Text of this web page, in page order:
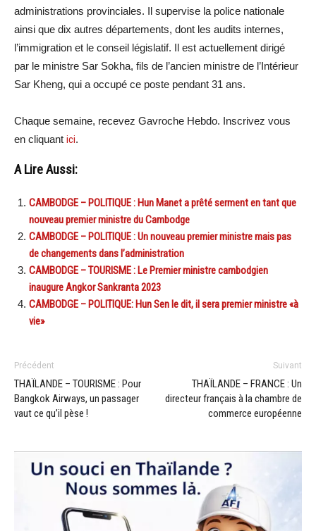
administrations provinciales. Il supervise la police nationale
ainsi que dix autres départements, dont les audits internes,
l’immigration et le conseil législatif. Il est actuellement dirigé
par le ministre Sar Sokha, fils de l’ancien ministre de l’Intérieur
Sar Kheng, qui a occupé ce poste pendant 31 ans.
Chaque semaine, recevez Gavroche Hebdo. Inscrivez vous
en cliquant ici.
A Lire Aussi:
CAMBODGE – POLITIQUE : Hun Manet a prêté serment en tant que
nouveau premier ministre du Cambodge
CAMBODGE – POLITIQUE : Un nouveau premier ministre mais pas
de changements dans l’administration
CAMBODGE – TOURISME : Le Premier ministre cambodgien
inaugure Angkor Sankranta 2023
CAMBODGE – POLITIQUE: Hun Sen le dit, il sera premier ministre «à
vie»
Précédent
THAÏLANDE – TOURISME : Pour
Bangkok Airways, un passager
vaut ce qu’il pèse !
Suivant
THAÏLANDE – FRANCE : Un
directeur français à la chambre de
commerce européenne